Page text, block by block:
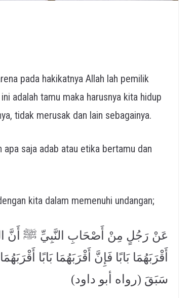
pada hakikatnya Allah lah pemilik
adalah tamu maka harusnya kita hidup
tidak merusak dan lain sebagainya.
saja adab atau etika bertamu dan
kita dalam memenuhi undangan;
عَنْ رَجُلٍ مِنْ أَصْحَابِ النَّبِيِّ ﷺ أَنَّ
أَقْرَبَهُمَا بَابًا فَإِنَّ أَقْرَبَهُمَا بَابًا
سَبَقَ (رواه أبو داود)